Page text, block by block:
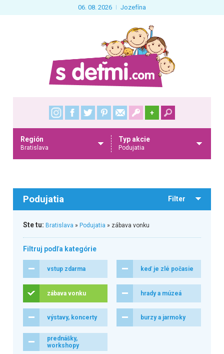
06. 08. 2026 Jozefína
+
Región
Bratislava
Typ akcie
Podujatia
Podujatia Filter
Ste tu: Bratislava » Podujatia » zábava vonku
Filtruj podľa kategórie
vstup zdarma keď je zlé počasie
zábava vonku hrady a múzeá
výstavy, koncerty burzy a jarmoky
prednášky,
workshopy